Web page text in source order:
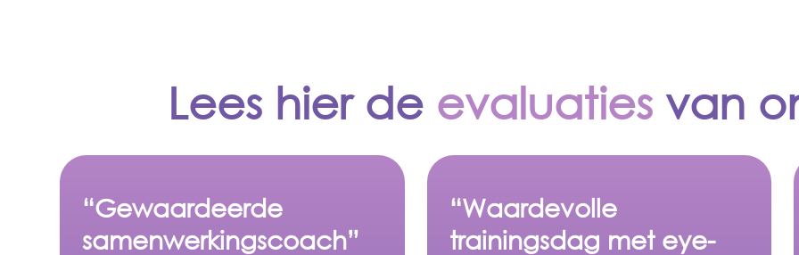
Lees hier de evaluaties van
“Waardevolle
trainingsdag met eye-
"Geweldige trainer met
brede ervaring"